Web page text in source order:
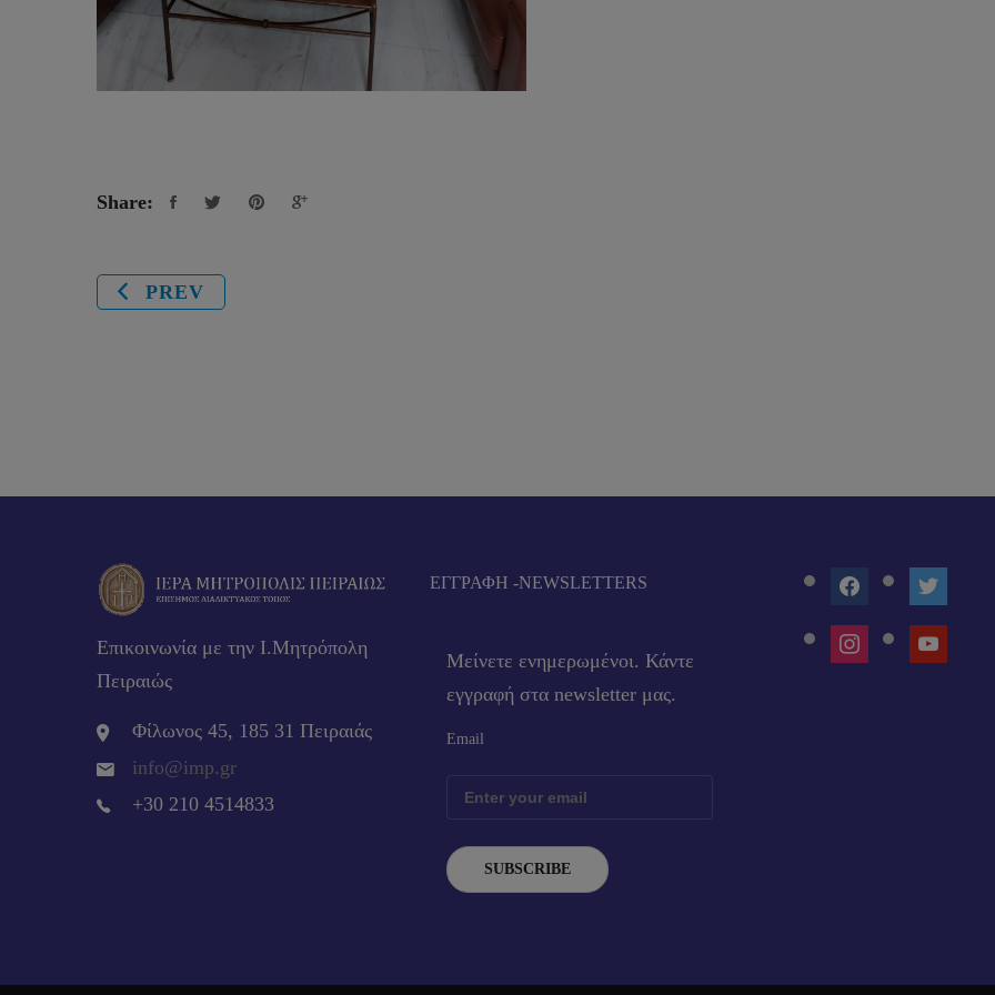
Share:
PREV
Επικοινωνία με την Ι.Μητρόπολη
Πειραιώς
Φίλωνος 45, 185 31 Πειραιάς
info@imp.gr
+30 210 4514833
EΓΓΡΑΦΉ -NEWSLETTERS
Μείνετε ενημερωμένοι. Κάντε
εγγραφή στα newsletter μας.
Email
FACEBOOKTWITTER
INSTAGRAM